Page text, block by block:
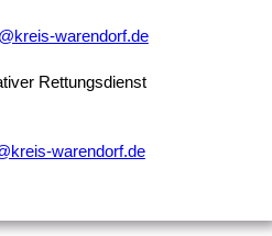
warendorf.de
Rettungsdienst
warendorf.de